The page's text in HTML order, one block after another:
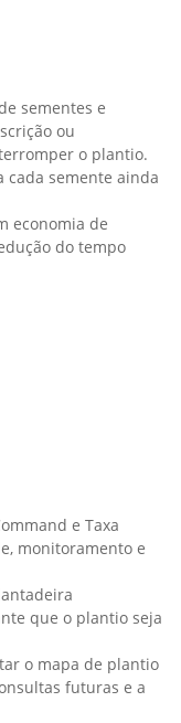
sementes e
ou
o plantio.
cada semente ainda
economia de
do tempo
e Taxa
monitoramento e
que o plantio seja
o mapa de plantio
futuras e a